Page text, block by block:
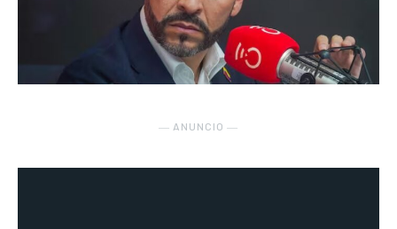
― ANUNCIO ―